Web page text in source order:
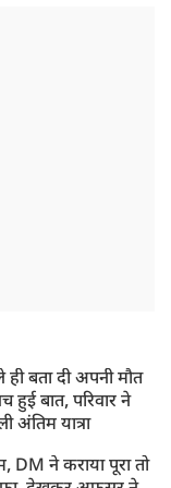
बता दी अपनी मौत
हुई बात, परिवार ने
अंतिम यात्रा
ने कराया पूरा तो